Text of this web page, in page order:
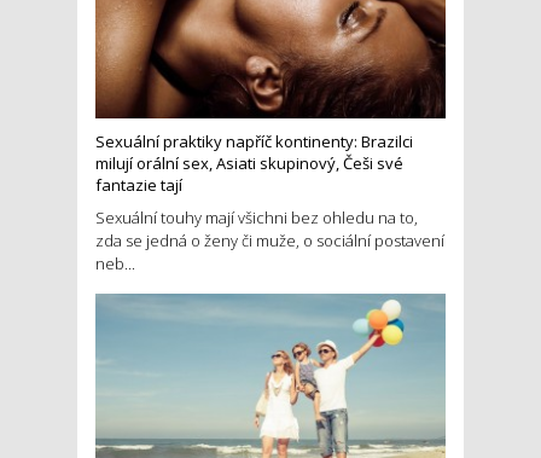
Sexuální praktiky napříč kontinenty: Brazilci
milují orální sex, Asiati skupinový, Češi své
fantazie tají
Sexuální touhy mají všichni bez ohledu na to,
zda se jedná o ženy či muže, o sociální postavení
neb...